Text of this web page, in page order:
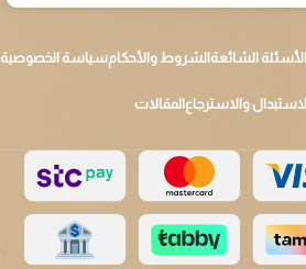
الأسئلة الشائعةالشروط والأحكامسياسة الخصوصية
والاسترجاعالمقالات